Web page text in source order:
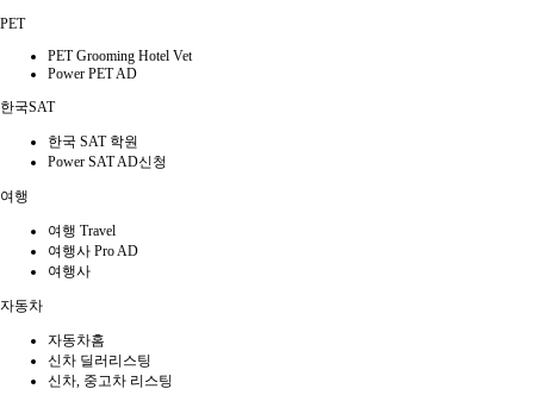
PET
PET Grooming Hotel Vet
Power PET AD
한국SAT
한국 SAT 학원
Power SAT AD신청
여행
여행 Travel
여행사 Pro AD
여행사
자동차
자동차홈
신차 딜러리스팅
신차, 중고차 리스팅